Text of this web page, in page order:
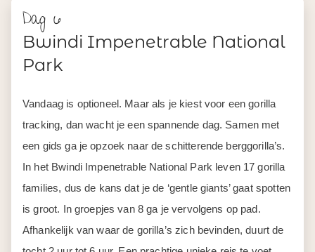
Dag 6
Bwindi Impenetrable National
Park
Vandaag is optioneel. Maar als je kiest voor een gorilla
tracking, dan wacht je een spannende dag. Samen met
een gids ga je opzoek naar de schitterende berggorilla’s.
In het Bwindi Impenetrable National Park leven 17 gorilla
families, dus de kans dat je de ‘gentle giants’ gaat spotten
is groot. In groepjes van 8 ga je vervolgens op pad.
Afhankelijk van waar de gorilla’s zich bevinden, duurt de